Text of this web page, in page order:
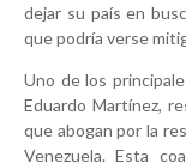
dejar su país en
que podría verse
Uno de los
Eduardo Martínez,
que abogan por la
Venezuela. Esta